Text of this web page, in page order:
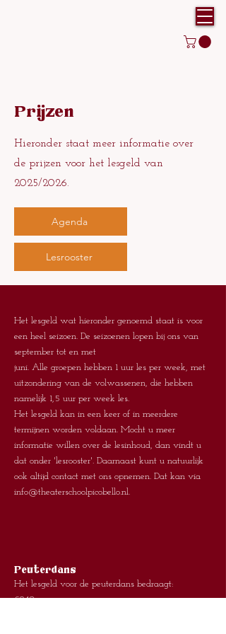
Prijzen
Hieronder staat meer informatie over
de prijzen voor het lesgeld van
2025/2026.
Agenda
Lesrooster
Het lesgeld wat hieronder genoemd staat is voor
een heel seizoen. De seizoenen lopen bij ons van
september tot en met
juni. Alle groepen hebben 1 uur les per week, met
uitzondering van de volwassenen, die hebben
namelijk 1,5 uur per week les.
Het lesgeld kan in een keer of in meerdere
termijnen worden voldaan. Mocht u meer
informatie willen over de lesinhoud, dan vindt u
dat onder 'lesrooster'. Daarnaast kunt u natuurlijk
ook altijd contact met ons opnemen. Dat kan via
info@theaterschoolpicobello.nl.
Peuterdans
Het lesgeld voor de peuterdans bedraagt:
€240,-